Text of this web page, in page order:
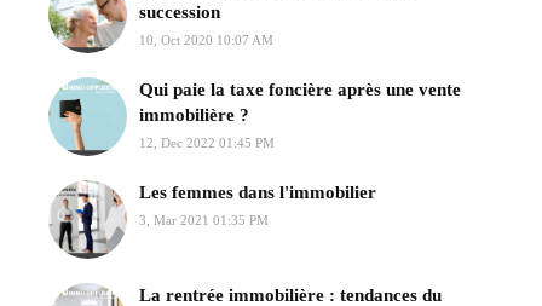
succession
10, Oct 2020 10:07 AM
Qui paie la taxe foncière après une vente
immobilière ?
12, Dec 2022 01:45 PM
Les femmes dans l'immobilier
3, Mar 2021 01:35 PM
La rentrée immobilière : tendances du